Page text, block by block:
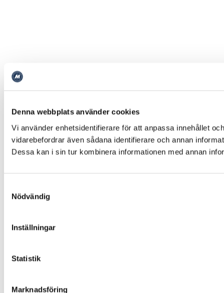
Denna webbplats använder cookies
Vi använder enhetsidentifierare för att anpassa innehållet
vidarebefordrar även sådana identifierare och annan
Dessa kan i sin tur kombinera informationen med annan
Nödvändig
Inställningar
Statistik
Marknadsföring